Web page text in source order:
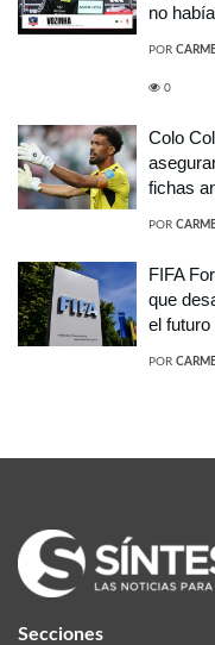
no
POR
0
Colo
fichas
POR
FIFA
que
el futuro
POR
Secciones